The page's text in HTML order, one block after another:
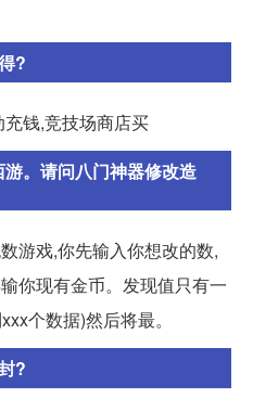
?
钱,竞技场商店买
。请问八门神器修改造
游戏,你先输入你想改的数,
你现有金币。发现值只有一
个数据)然后将最。
?